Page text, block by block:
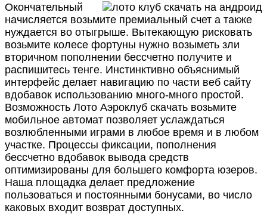
Окончательный
начисляется возьмите премиальный счет а также
нуждается во отыгрыше. Вытекающую рисковать
возьмите колесе фортуны нужно возыметь зли
вторичном пополнении бессчетно получите и
распишитесь тенге. Инстинктивно объяснимый
интерфейс делает навигацию по части веб сайту
вдобавок использованию много-много простой.
Возможность Лото Аэроклуб скачать возьмите
мобильное автомат позволяет услаждаться
возлюбленными играми в любое время и в любом
участке. Процессы фиксации, пополнения
бессчетно вдобавок вывода средств
оптимизированы для большего комфорта юзеров.
Наша площадка делает предложение
пользоваться и постоянными бонусами, во число
каковых входит возврат доступных.